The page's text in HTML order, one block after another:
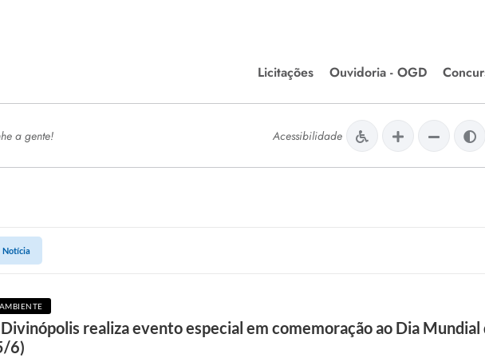
Licitações
Editais de Licitações
Chamamentos Públicos
Ouvidoria - OGD
Esporte
Meio Ambiente
a gente! Acessibilidade
Notícia
realiza evento especial em comemoração ao Dia
6)